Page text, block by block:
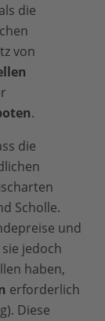
die
von
.
die
Scholle.
und
jedoch
haben,
erforderlich
Diese